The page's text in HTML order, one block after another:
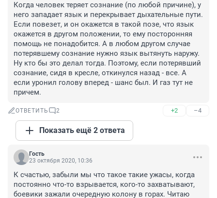
Когда человек теряет сознание (по любой причине), у
него западает язык и перекрывает дыхательные пути.
Если повезет, и он окажется в такой позе, что язык
окажется в другом положении, то ему посторонняя
помощь не понадобится. А в любом другом случае
потерявшему сознание нужно язык вытянуть наружу.
Ну кто бы это делал тогда. Поэтому, если потерявший
сознание, сидя в кресле, откинулся назад - все. А
если уронил голову вперед - шанс был. И газ тут не
причем.
ОТВЕТИТЬ 2 +2 –4
Показать ещё 2 ответа
Гость
23 октября 2020, 10:36
К счастью, забыли мы что такое такие ужасы, когда
постоянно что-то взрывается, кого-то захватывают,
боевики зажали очередную колону в горах. Читаю